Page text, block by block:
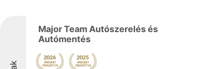
Major Team Autószerelés és
Autómentés